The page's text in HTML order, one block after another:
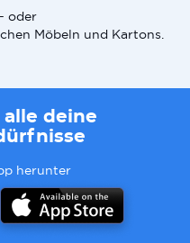
oder
Möbeln und Kartons.
alle deine
herunter